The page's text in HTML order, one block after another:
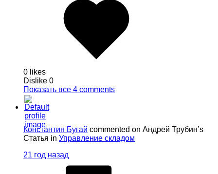
0 likes
Dislike 0
Показать все 4 comments
Константин Бугай commented on Андрей Трубин’s
Статья in Управление складом
21 год назад